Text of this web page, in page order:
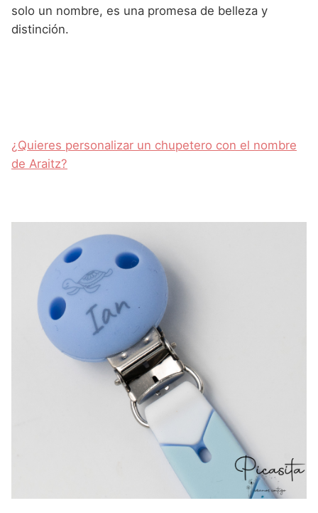
solo un nombre, es una promesa de belleza y
distinción.
¿Quieres personalizar un chupetero con el nombre
de Araitz?